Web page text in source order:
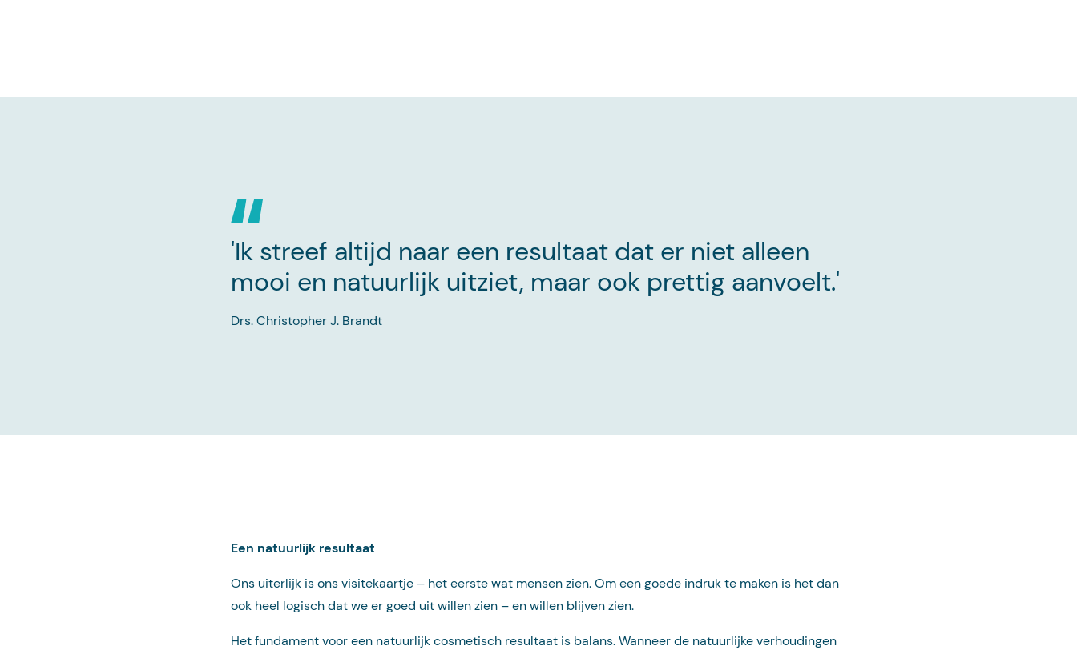
'Ik streef altijd naar een resultaat dat er niet alleen
mooi en natuurlijk uitziet, maar ook prettig aanvoelt.'
Drs. Christopher J. Brandt
Een natuurlijk resultaat
Ons uiterlijk is ons visitekaartje – het eerste wat mensen zien. Om een goede indruk te maken is het dan
ook heel logisch dat we er goed uit willen zien – en willen blijven zien.
Het fundament voor een natuurlijk cosmetisch resultaat is balans. Wanneer de natuurlijke verhoudingen